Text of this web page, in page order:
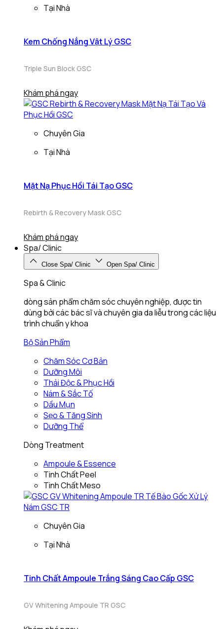
Tại Nhà
Kem Chống Nắng Vật Lý GSC
Triple Sun Block GSC
Khám phá ngay
Chuyên Gia
Tại Nhà
Mặt Nạ Phục Hồi Tái Tạo GSC
Rebirth & Recovery Mask GSC
Khám phá ngay
Spa/ Clinic
Close Spa/ Clinic Open Spa/ Clinic
Spa & Clinic
dòng sản phẩm chăm sóc chuyên nghiệp, được tin
dùng bởi các bác sĩ và chuyên gia da liễu trong các liệu
trình chuẩn y khoa
Bộ Sản Phẩm
Chăm Sóc Cơ Bản
Dưỡng Môi
Thải Độc & Phục Hồi
Nám & Sắc Tố
Dầu Mụn
Sẹo & Tăng Sinh
Dưỡng Thể
Dòng Treatment
Ampoule & Essence
Tinh Chất Peel
Tinh Chất Meso
Chuyên Gia
Tại Nhà
Tinh Chất Ampoule Trắng Sáng Cao Cấp GSC
GV Whitening Ampoule TR GSC